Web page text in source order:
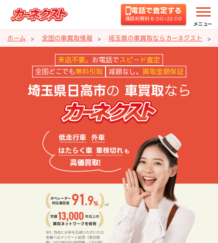
電話で査定する
通話料無料 8:00~22:00
メニュー
ホーム 全国の車買取情報 埼玉県の車買取ならカーネクスト
埼玉県日高市の車買取ならカー
来店不要。 お電話で スピード査定
全国どこでも 無料引取 減額なし。 買取金額保証
埼玉県日高市の 車買取なら